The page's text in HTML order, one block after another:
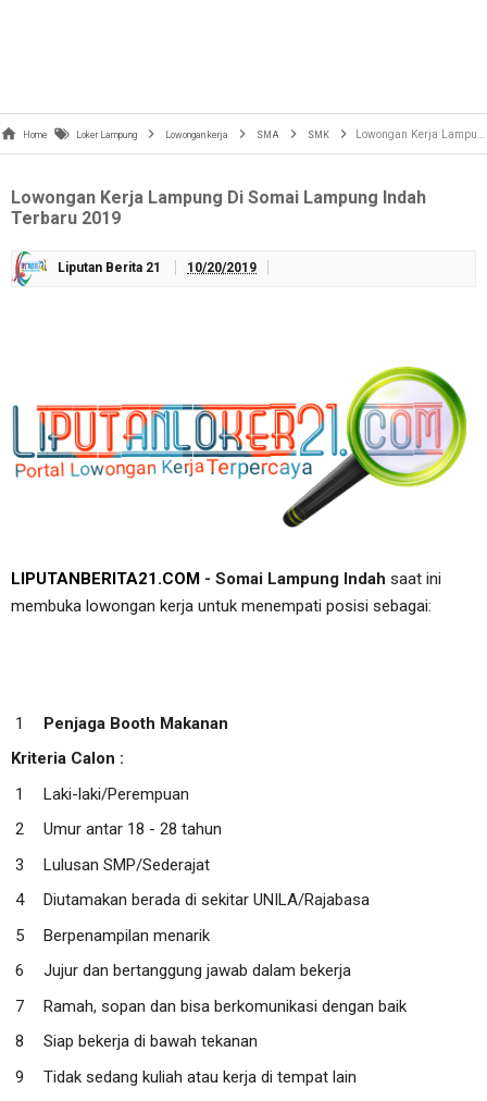
Home Loker Lampung Lowongan kerja SMA SMK Lowongan Kerja Lampung Di Somai Lampung Indah Terbaru 2019
Lowongan Kerja Lampung Di Somai Lampung Indah
Terbaru 2019
Liputan Berita 21 10/20/2019
LIPUTANBERITA21.COM - Somai Lampung Indah saat ini
membuka lowongan kerja untuk menempati posisi sebagai:
Penjaga Booth Makanan
Kriteria Calon :
Laki-laki/Perempuan
Umur antar 18 - 28 tahun
Lulusan SMP/Sederajat
Diutamakan berada di sekitar UNILA/Rajabasa
Berpenampilan menarik
Jujur dan bertanggung jawab dalam bekerja
Ramah, sopan dan bisa berkomunikasi dengan baik
Siap bekerja di bawah tekanan
Tidak sedang kuliah atau kerja di tempat lain